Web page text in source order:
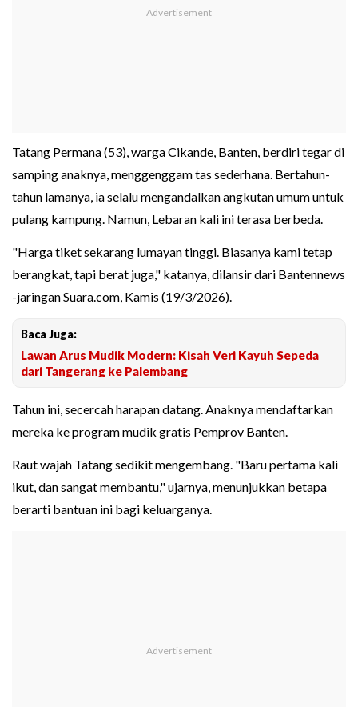
Tatang Permana (53), warga Cikande, Banten, berdiri tegar di
samping anaknya, menggenggam tas sederhana. Bertahun-
tahun lamanya, ia selalu mengandalkan angkutan umum untuk
pulang kampung. Namun, Lebaran kali ini terasa berbeda.
"Harga tiket sekarang lumayan tinggi. Biasanya kami tetap
berangkat, tapi berat juga," katanya, dilansir dari Bantennews
-jaringan Suara.com, Kamis (19/3/2026).
Baca Juga:
Lawan Arus Mudik Modern: Kisah Veri Kayuh Sepeda
dari Tangerang ke Palembang
Tahun ini, secercah harapan datang. Anaknya mendaftarkan
mereka ke program mudik gratis Pemprov Banten.
Raut wajah Tatang sedikit mengembang. "Baru pertama kali
ikut, dan sangat membantu," ujarnya, menunjukkan betapa
berarti bantuan ini bagi keluarganya.